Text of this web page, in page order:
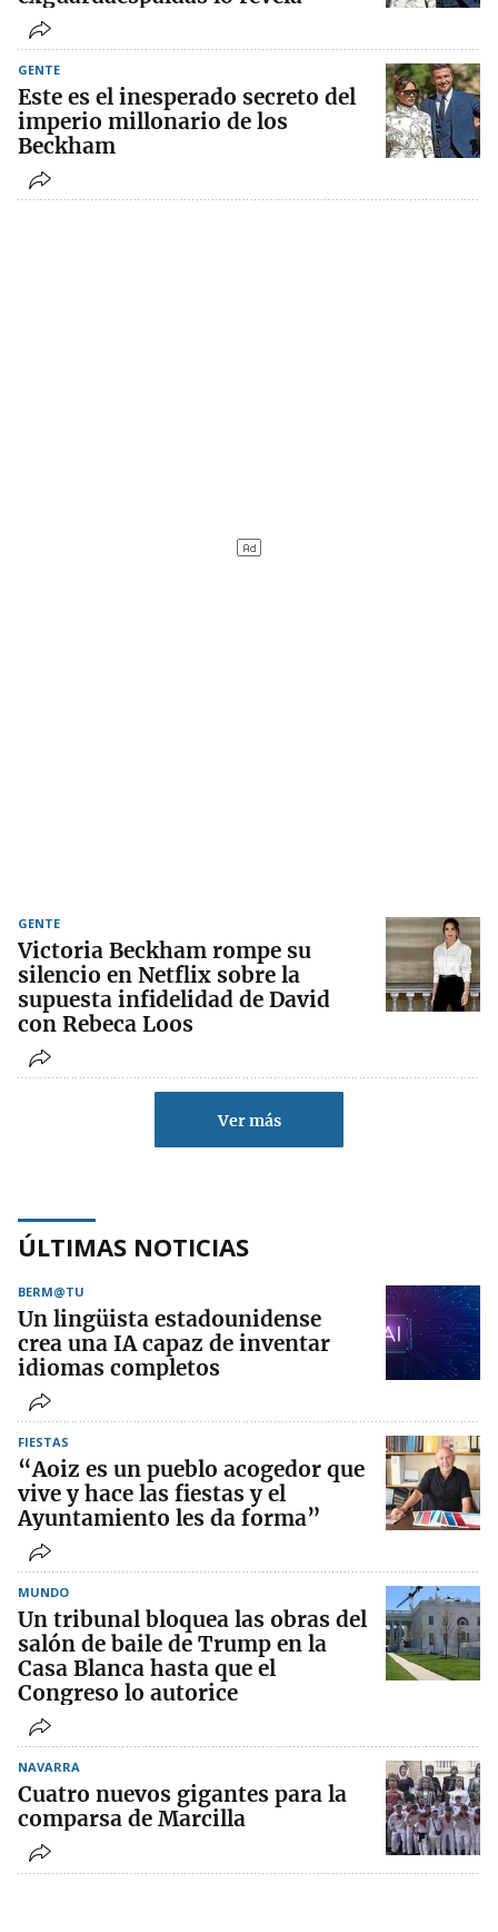
GENTE
Este es el inesperado secreto del
imperio millonario de los
Beckham
GENTE
Victoria Beckham rompe su
silencio en Netflix sobre la
supuesta infidelidad de David
con Rebeca Loos
Ver más
ÚLTIMAS NOTICIAS
BERM@TU
Un lingüista estadounidense
crea una IA capaz de inventar
idiomas completos
FIESTAS
“Aoiz es un pueblo acogedor que
vive y hace las fiestas y el
Ayuntamiento les da forma”
MUNDO
Un tribunal bloquea las obras del
salón de baile de Trump en la
Casa Blanca hasta que el
Congreso lo autorice
NAVARRA
Cuatro nuevos gigantes para la
comparsa de Marcilla